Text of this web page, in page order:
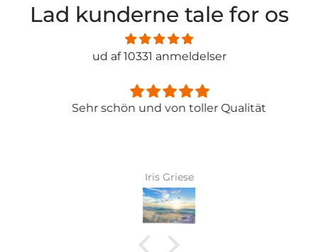
Lad kunderne tale for os
ud af 10331 anmeldelser
Sehr schön und von toller Qualität
Iris Griese